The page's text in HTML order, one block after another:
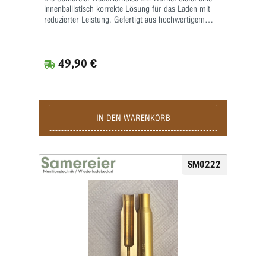
innenballistisch korrekte Lösung für das Laden mit
reduzierter Leistung. Gefertigt aus hochwertigem
und Qualität. Ein entscheidender Vorteil der
Samereier Reduzierhülse .22 Hornet ist der deutlich
gleichmäßiges Abbrandverhalten des Pulvers.
Dadurch werden konstante Schussleistungen und eine
saubere Verbrennung unterstützt. Auch
unterschiedliche Laborierungen lassen sich mit der
realisieren. Die Fertigung erfolgt nach CIP-
Maximalmaß, wodurch die Hülse für Patronenlager
mit größerem Halsmaß geeignet ist. Wichtig ist dabei,
den Hülsenhals nicht zu überdehnen. Für eine lange
Lebensdauer sollte die Samereier Reduzierhülse .22
Hornet zudem nicht überladen werden, da es sonst zu
Verformungen des massiven Hülsenkörpers kommen
kann. Für die optimale Nutzung empfiehlt sich
folgendes Vorgehen: Nach mehreren Schusszyklen
49,90 €
IN DEN WARENKORB
SM0222